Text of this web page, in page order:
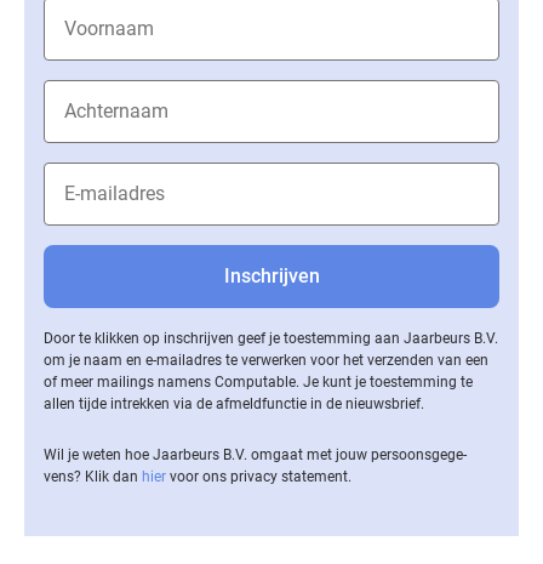
Door te klikken op inschrijven geef je toestemming aan Jaarbeurs B.V.
om je naam en e-mailadres te verwerken voor het verzenden van een
of meer mailings namens Computable. Je kunt je toestemming te
allen tijde intrekken via de af­meld­func­tie in de nieuwsbrief.
Wil je weten hoe Jaarbeurs B.V. omgaat met jouw per­soons­ge­ge­
vens? Klik dan hier voor ons privacy statement.